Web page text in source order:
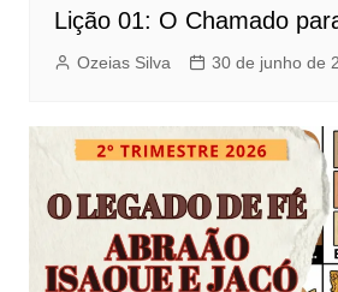
Lição 01: O Chamado
Ozeias Silva 30 de junho de